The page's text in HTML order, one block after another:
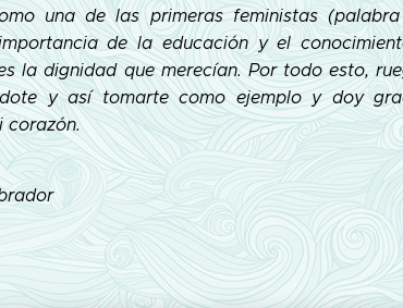
una de las primeras feministas
de la educación y el
la dignidad que merecían. Por todo esto,
y así tomarte como ejemplo y doy
corazón.